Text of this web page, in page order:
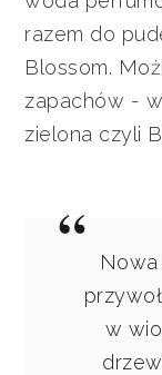
razem do
Blossom.
zapachów -
zielona czyli
w